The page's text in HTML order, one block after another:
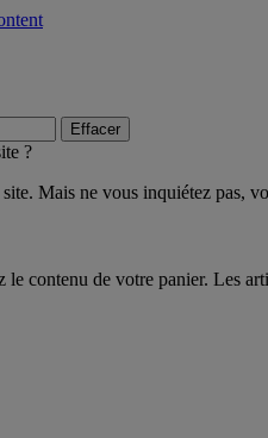
Effacer
?
Mais ne vous inquiétez pas,
contenu de votre panier. Les